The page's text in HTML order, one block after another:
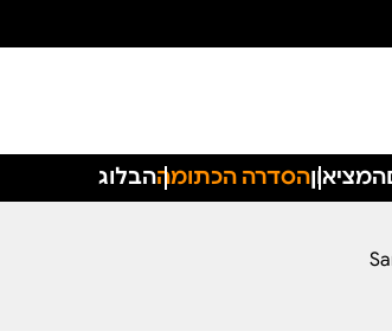
המציאוןהסדרה הכתומההבלוג